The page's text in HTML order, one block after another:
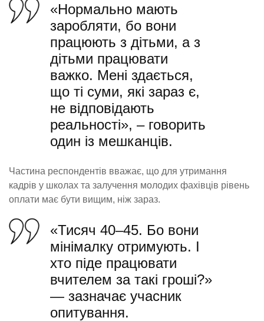
«Нормально мають
заробляти, бо вони
працюють з дітьми, а з
дітьми працювати
важко. Мені здається,
що ті суми, які зараз є,
не відповідають
реальності», – говорить
один із мешканців.
Частина респондентів вважає, що для утримання
кадрів у школах та залучення молодих фахівців рівень
оплати має бути вищим, ніж зараз.
«Тисяч 40–45. Бо вони
мінімалку отримують. І
хто піде працювати
вчителем за такі гроші?»
— зазначає учасник
опитування.